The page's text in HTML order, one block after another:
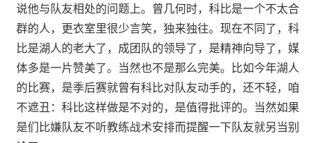
说他与队友相处的问题上。曾几何时，科比是一个不太合
群的人，更衣室里很少言笑，独来独往。现在不同了，科
比是湖人的老大了，成团队的领导了，是精神向导了，媒
体多是一片赞美了。当然也不是那么完美。比如今年湖人
的比赛，是季后赛就曾有科比对队友动手的，还不轻，咱
不遮丑：科比这样做是不对的，是值得批评的。当然如果
是们比嫌队友不听教练战术安排而提醒一下队友就另当别